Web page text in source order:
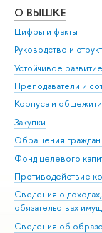
О ВЫШКЕ
Цифры и факты
Руководство и
Устойчивое
Преподаватели и
Корпуса и
Закупки
Обращения
Фонд целевого
Противодействие
Сведения о
обязательствах
Сведения об